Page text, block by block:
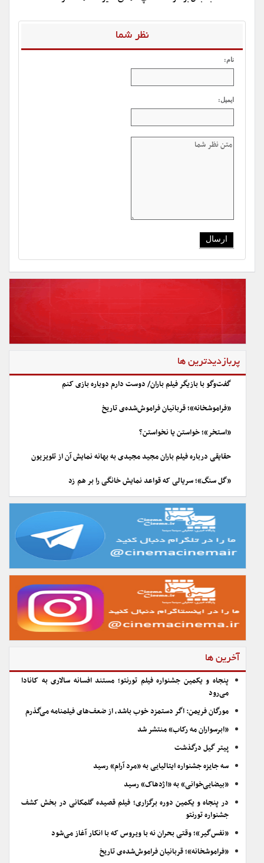
نظر شما
نام:
ایمیل:
پربازدیدترین ها
گفت‌وگو با بازیگر فیلم باران/ دوست دارم دوباره بازی کنم
«فراموشخانه»؛ قربانیان فراموش‌شده‌ی تاریخ
«استخر»؛ خواستن یا نخواستن؟
حقایقی درباره فیلم باران مجید مجیدی به بهانه نمایش آن از تلویزیون
«گل سنگ»؛ سریالی که قواعد نمایش خانگی را بر هم زد
آخرین ها
پنجاه و یکمین جشنواره فیلم تورنتو؛ مستند افسانه سالاری به کانادا
می‌رود
مورگان فریمن: اگر دستمزد خوب باشد، از ضعف‌های فیلمنامه می‌گذرم
«ابرسواران مه رکاب» منتشر شد
پیتر گیل درگذشت
سه جایزه جشنواره ایتالیایی به «مرد آرام» رسید
«بیضایی‌خوانی» به «اژدهاک» رسید
در پنجاه و یکمین دوره برگزاری؛ فیلم قصیده گلمکانی در بخش کشف
جشنواره تورنتو
«نفس‌گیر»؛ وقتی بحران نه با ویروس که با انکار آغاز می‌شود
«فراموشخانه»؛ قربانیان فراموش‌شده‌ی تاریخ